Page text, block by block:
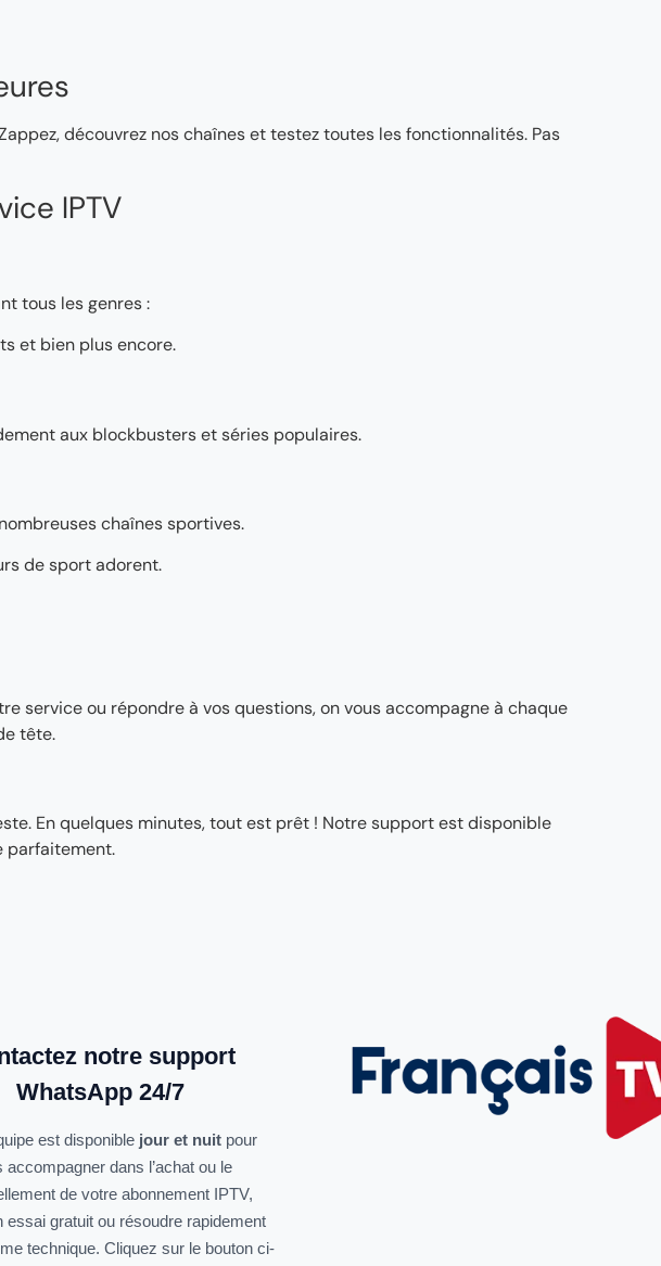
découvrez nos chaînes et testez toutes les fonctionnalités. Pas
IPTV
tous les genres :
et bien plus encore.
aux blockbusters et séries populaires.
chaînes sportives.
de sport adorent.
service ou répondre à vos questions, on vous accompagne à chaque
tête.
En quelques minutes, tout est prêt ! Notre support est disponible
parfaitement.
notre support
WhatsApp 24/7
est disponible jour et nuitpour
accompagner dans l’achat ou le
de votre abonnement IPTV,
essai gratuit ou résoudre rapidement
technique. Cliquez sur le bouton ci-